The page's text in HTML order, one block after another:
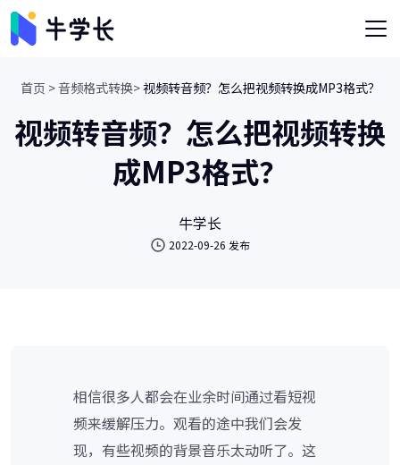
首页 >音频格式转换>视频转音频？怎么把视频转换成MP3格式？
视频转音频？怎么把视频转换
成MP3格式？
牛学长
2022-09-26 发布
相信很多人都会在业余时间通过看短视
频来缓解压力。观看的途中我们会发
现，有些视频的背景音乐太动听了。这